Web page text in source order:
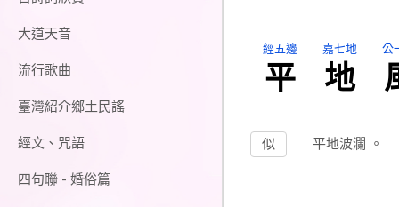
大道天音
流行歌曲
臺灣紹介鄉土民謠
經文、咒語
四句聯 - 婚俗篇
經五邊
平
嘉七地
地
公
平地波瀾 。
似